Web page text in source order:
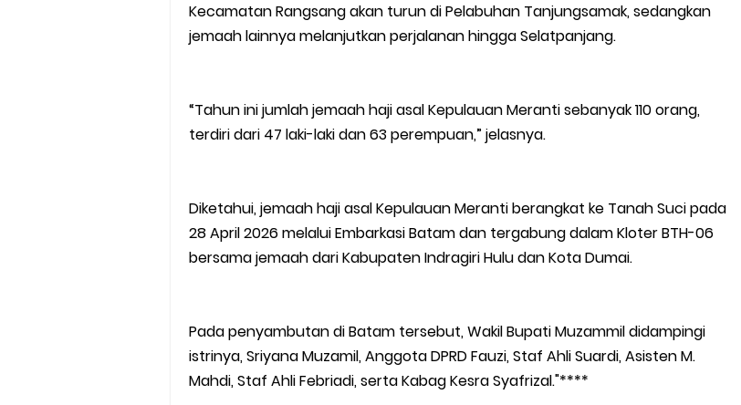
Kecamatan Rangsang akan turun di Pelabuhan Tanjungsamak, sedangkan
jemaah lainnya melanjutkan perjalanan hingga Selatpanjang.
“Tahun ini jumlah jemaah haji asal Kepulauan Meranti sebanyak 110 orang,
terdiri dari 47 laki-laki dan 63 perempuan,” jelasnya.
Diketahui, jemaah haji asal Kepulauan Meranti berangkat ke Tanah Suci pada
28 April 2026 melalui Embarkasi Batam dan tergabung dalam Kloter BTH-06
bersama jemaah dari Kabupaten Indragiri Hulu dan Kota Dumai.
Pada penyambutan di Batam tersebut, Wakil Bupati Muzammil didampingi
istrinya, Sriyana Muzamil, Anggota DPRD Fauzi, Staf Ahli Suardi, Asisten M.
Mahdi, Staf Ahli Febriadi, serta Kabag Kesra Syafrizal."****